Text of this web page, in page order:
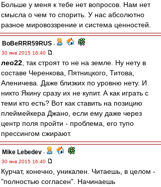
Больше у меня к тебе нет вопросов. Нам нет
смысла о чем то спорить. У нас абсолютно
разное мировоззрение и система ценностей.
BoBeRRR59RUS -
30 янв 2015 16:40
лео22 , так строят то не на земле. Ну нету в
составе Черенкова, Пятницкого, Титова,
Аленичева. Даже близких по уровню нету. И
никто Якину сразу их не купит. А как играть с
теми кто есть? Вот как ставить на позицию
плеймейкера Джано, если ему даже через
центр поля пройти - проблема, его тупо
прессингом сжирают.
Mike Lebedev -
30 янв 2015 16:40
Курчат, конечно, уникален. Читаешь, в целом -
"полностью согласен". Начинаешь